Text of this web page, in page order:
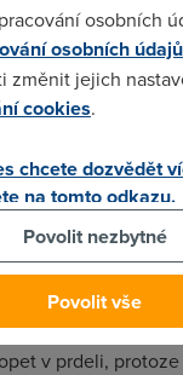
Nejsem
obavu, že ČR s dat.
ji do něj
schránku
by obsah
a Česká pošta
zase nahackovala
v prdeli,
osobních
osobních údajů
změnit jejich
cookies.
chcete dozvědět
na tomto odkazu.
Povolit nezbytné
Povolit vše